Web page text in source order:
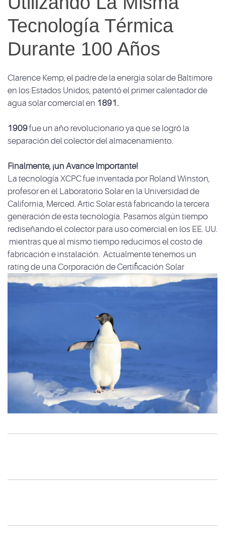
Tecnología Térmica
Durante 100 Años
Clarence Kemp, el padre de la energía solar de Baltimore
en los Estados Unidos, patentó el primer calentador de
agua solar comercial en 1891.
1909fue un año revolucionario ya que se logró la
separación del colector del almacenamiento.
Finalmente, ¡un Avance Importante!
La tecnología XCPC fue inventada por Roland Winston,
profesor en el Laboratorio Solar en la Universidad de
California, Merced. Artic Solar está fabricando la tercera
generación de esta tecnología. Pasamos algún tiempo
rediseñando el colector para uso comercial en los EE. UU.
mientras que al mismo tiempo reducimos el costo de
fabricación e instalación. Actualmente tenemos un
rating de una Corporación de Certificación Solar